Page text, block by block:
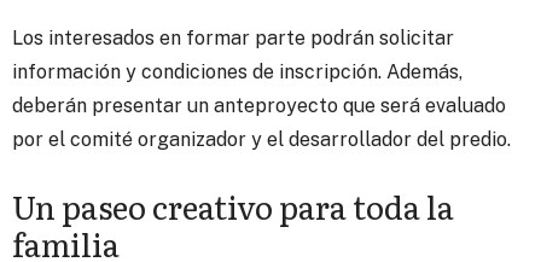
Los interesados en formar parte podrán solicitar
información y condiciones de inscripción. Además,
deberán presentar un anteproyecto que será evaluado
por el comité organizador y el desarrollador del predio.
Un paseo creativo para toda la
familia